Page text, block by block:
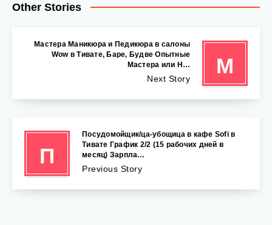
Other Stories
М
Мастера Маникюра и Педикюра в салоны
Wow в Тивате, Баре, Будве Опытные
Мастера или Н…
Next Story
П
Посудомойщик/ца-убощица в кафе Sofi в
Тивате График 2/2 (15 рабочих дней в
месяц) Зарпла…
Previous Story